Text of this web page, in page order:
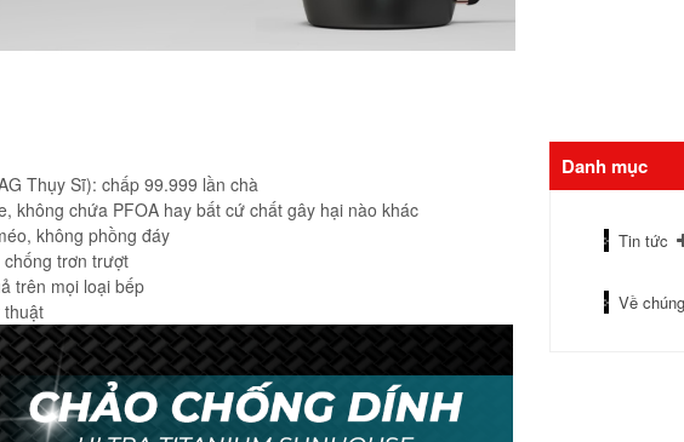
Thụy Sĩ): chấp 99.999 lần chà
không chứa PFOA hay bất cứ chất gây hại nào khác
không phồng đáy
trơn trượt
trên mọi loại bếp
thuật
Danh mục
Tin tức
Về